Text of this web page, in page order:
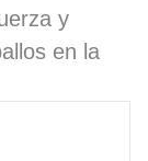
y
en la